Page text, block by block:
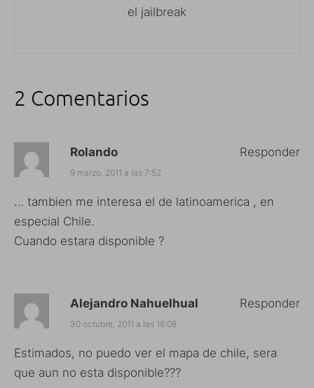
el jailbreak
2 Comentarios
Rolando
9 marzo, 2011 a las 7:52
… tambien me interesa el de latinoamerica , en
especial Chile.
Cuando estara disponible ?
Responder
Alejandro Nahuelhual
30 octubre, 2011 a las 18:08
Estimados, no puedo ver el mapa de chile, sera
que aun no esta disponible???
Responder